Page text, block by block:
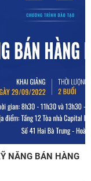
NĂNG BÁN HÀNG